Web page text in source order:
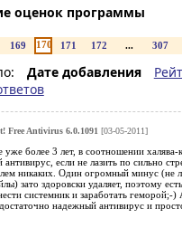
оценок программы
169 170 171 172 ... 307
Дате добавления
Free Antivirus 6.0.1091 [03-05-2011]
более 3 лет, в соотношении халява-
антивирус, если не лазить по сильно
никаких. Один огромный минус (не
зато здоровски удаляет, поэтому есть
системник и заработать геморой;-)
надежный антивирус и